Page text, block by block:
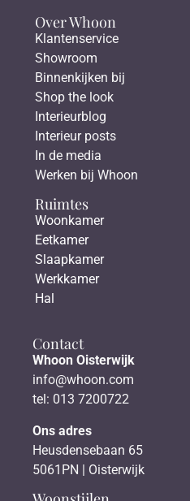
Over Whoon
Klantenservice
Showroom
Binnenkijken bij
Shop the look
Interieurblog
Interieur posts
In de media
Werken bij Whoon
Ruimtes
Woonkamer
Eetkamer
Slaapkamer
Werkkamer
Hal
Contact
Whoon Oisterwijk
info@whoon.com
tel: 013 7200722
Ons adres
Heusdensebaan 65
5061PN | Oisterwijk